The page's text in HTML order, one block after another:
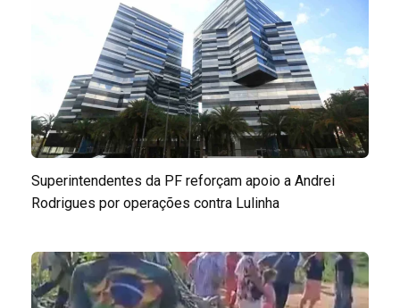
Superintendentes da PF reforçam apoio a Andrei
Rodrigues por operações contra Lulinha